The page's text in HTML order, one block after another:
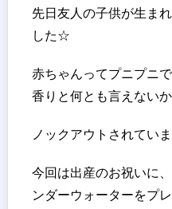
先日友人の子供が生ま
した☆
赤ちゃんってプニプニ
香りと何とも言えない
ノックアウトされていま
今回は出産のお祝いに
ンダーウォーターをプレ